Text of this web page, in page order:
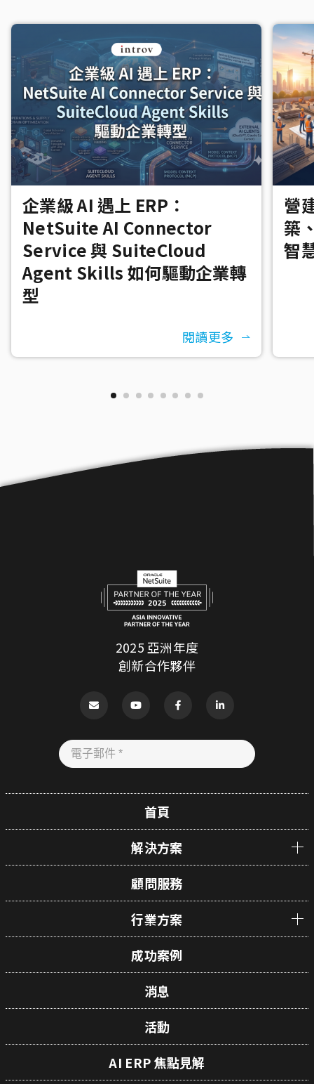
企業級 AI 遇上 ERP：
NetSuite AI Connector
Service 與 SuiteCloud
Agent Skills 如何驅動企業轉
型
閱讀更多
營
築
智
2025 亞洲年度
創新合作夥伴
首頁
解決方案
顧問服務
行業方案
成功案例
消息
活動
AI ERP 焦點見解